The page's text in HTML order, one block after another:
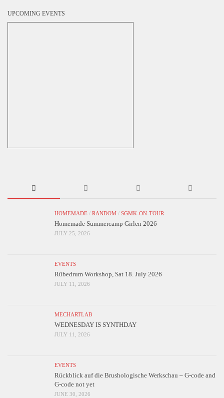
UPCOMING EVENTS
HOMEMADE / RANDOM / SGMK-ON-TOUR
Homemade Summercamp Girlen 2026
JULY 25, 2026
EVENTS
Rübedrum Workshop, Sat 18. July 2026
JULY 11, 2026
MECHARTLAB
WEDNESDAY IS SYNTHDAY
JULY 11, 2026
EVENTS
Rückblick auf die Brushologische Werkschau – G-code and
G-code not yet
JUNE 30, 2026